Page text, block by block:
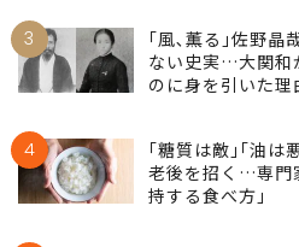
3
｢風､薫る｣佐野晶
ない史実…大関和
のに身を引いた理
4
｢糖質は敵｣｢油は
老後を招く…専門
持する食べ方｣